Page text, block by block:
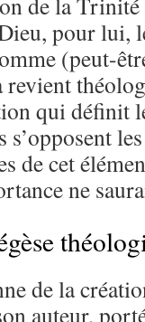
pour lui,
(peut-
revient
qui
de cet
ne
de la
auteur,